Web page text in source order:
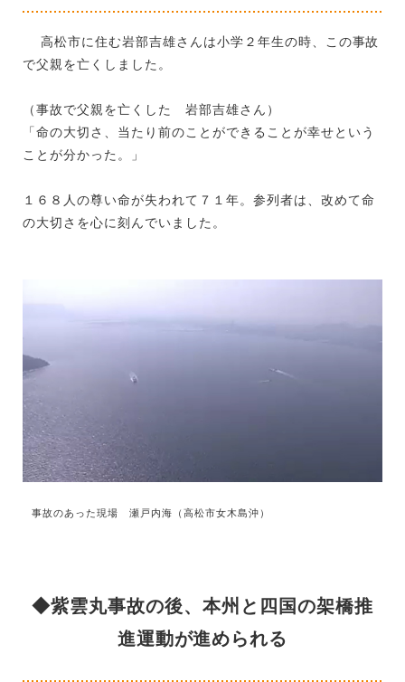
高松市に住む岩部吉雄さんは小学２年生の時、この事故
で父親を亡くしました。
（事故で父親を亡くした 岩部吉雄さん）
「命の大切さ、当たり前のことができることが幸せという
ことが分かった。」
１６８人の尊い命が失われて７１年。参列者は、改めて命
の大切さを心に刻んでいました。
事故のあった現場 瀬戸内海（高松市女木島沖）
◆紫雲丸事故の後、本州と四国の架橋推
進運動が進められる